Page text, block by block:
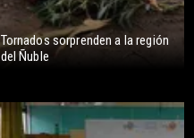
Tornados sorprenden a la región
del Ñuble